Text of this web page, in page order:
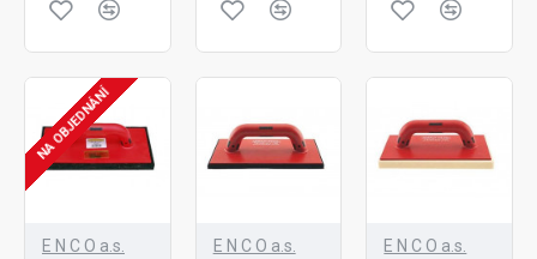
NA OBJEDNÁNÍ
E N C O a.s.
E N C O a.s.
E N C O a.s.